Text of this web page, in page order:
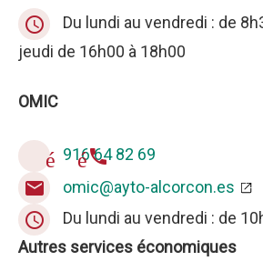
query_builder
Du lundi au vendredi : de
jeudi de 16h00 à 18h00
OMIC
téléphone
916 64 82 69
email omic@ayto-alcorcon.es
query_builder
Du lundi au vendredi : de
Autres services économiques